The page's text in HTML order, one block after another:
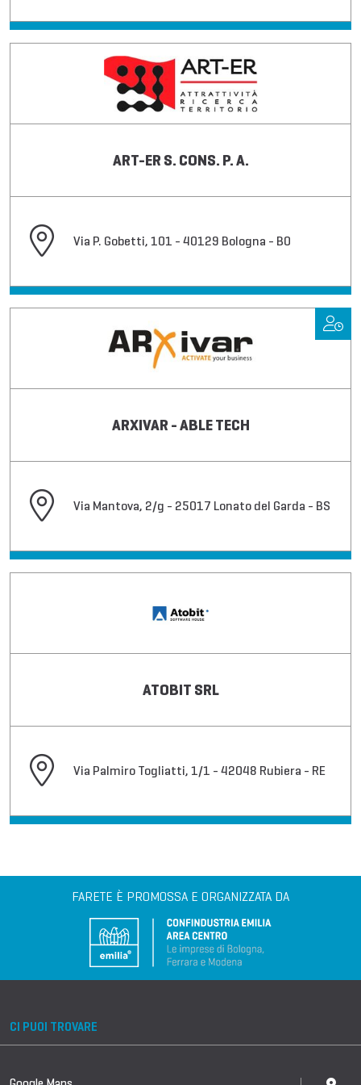
ART-ER S. CONS. P. A.
Via P. Gobetti, 101 - 40129 Bologna - BO
ARXIVAR - ABLE TECH
Via Mantova, 2/g - 25017 Lonato del Garda - BS
ATOBIT SRL
Via Palmiro Togliatti, 1/1 - 42048 Rubiera - RE
FARETE È PROMOSSA E ORGANIZZATA DA
CI PUOI TROVARE